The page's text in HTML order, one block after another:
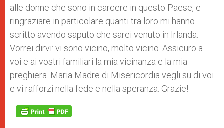
alle donne che sono in carcere in questo Paese, e
ringraziare in particolare quanti tra loro mi hanno
scritto avendo saputo che sarei venuto in Irlanda.
Vorrei dirvi: vi sono vicino, molto vicino. Assicuro a
voi e ai vostri familiari la mia vicinanza e la mia
preghiera. Maria Madre di Misericordia vegli su di voi
e vi rafforzi nella fede e nella speranza. Grazie!